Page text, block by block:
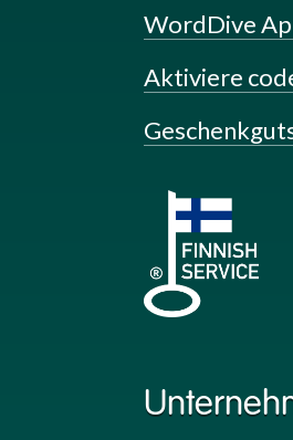
WordDive
Aktiviere